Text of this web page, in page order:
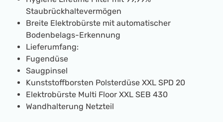
Staubrückhaltevermögen
Breite Elektrobürste mit automatischer
Bodenbelags-Erkennung
Lieferumfang:
Fugendüse
Saugpinsel
Kunststoffborsten Polsterdüse XXL SPD 20
Elektrobürste Multi Floor XXL SEB 430
Wandhalterung Netzteil